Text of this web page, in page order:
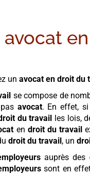
unavocat en droit du
se compose de
avocat. En effet,
du travail les lois,
en droit du travail
droit du travail, un
auprès des
sont en